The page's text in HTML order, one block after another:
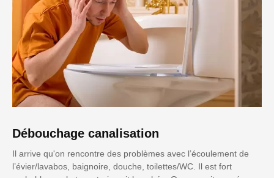
Débouchage canalisation
Il arrive qu'on rencontre des problèmes avec l’écoulement de
l’évier/lavabos, baignoire, douche, toilettes/WC. Il est fort